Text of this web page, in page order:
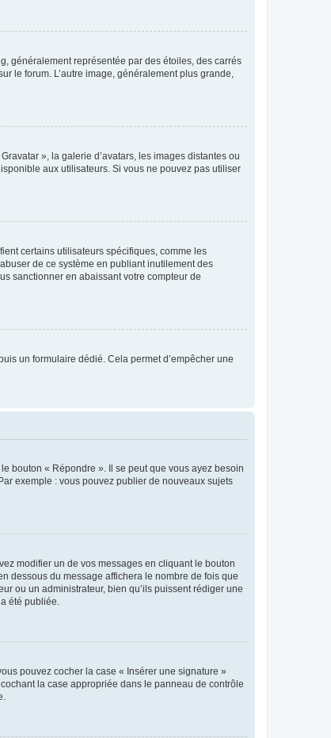
généralement représentée par des étoiles, des carrés
le forum. L’autre image, généralement plus grande,
», la galerie d’avatars, les images distantes ou
aux utilisateurs. Si vous ne pouvez pas utiliser
certains utilisateurs spécifiques, comme les
de ce système en publiant inutilement des
sanctionner en abaissant votre compteur de
un formulaire dédié. Cela permet d’empêcher une
bouton « Répondre ». Il se peut que vous ayez besoin
exemple : vous pouvez publier de nouveaux sujets
modifier un de vos messages en cliquant le bouton
dessous du message affichera le nombre de fois que
ou un administrateur, bien qu’ils puissent rédiger une
été publiée.
pouvez cocher la case « Insérer une signature »
la case appropriée dans le panneau de contrôle